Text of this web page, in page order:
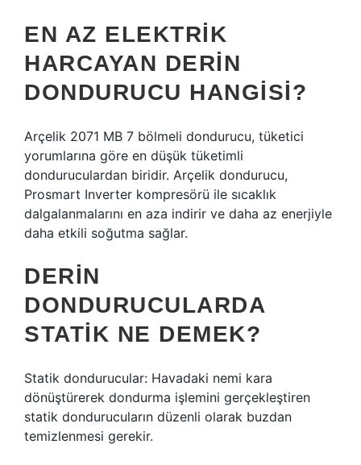
EN AZ ELEKTRIK
HARCAYAN DERIN
DONDURUCU HANGISI?
Arçelik 2071 MB 7 bölmeli dondurucu, tüketici
yorumlarına göre en düşük tüketimli
donduruculardan biridir. Arçelik dondurucu,
Prosmart Inverter kompresörü ile sıcaklık
dalgalanmalarını en aza indirir ve daha az enerjiyle
daha etkili soğutma sağlar.
DERIN
DONDURUCULARDA
STATIK NE DEMEK?
Statik dondurucular: Havadaki nemi kara
dönüştürerek dondurma işlemini gerçekleştiren
statik dondurucuların düzenli olarak buzdan
temizlenmesi gerekir.